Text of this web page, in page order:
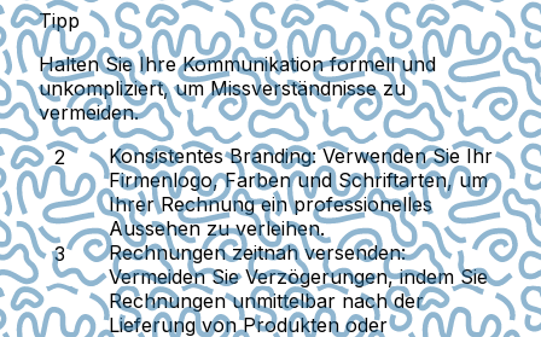
Tipp
Halten Sie Ihre Kommunikation formell und
unkompliziert, um Missverständnisse zu
vermeiden.
Konsistentes Branding: Verwenden Sie Ihr
Firmenlogo, Farben und Schriftarten, um
Ihrer Rechnung ein professionelles
Aussehen zu verleihen.
Rechnungen zeitnah versenden:
Vermeiden Sie Verzögerungen, indem Sie
Rechnungen unmittelbar nach der
Lieferung von Produkten oder